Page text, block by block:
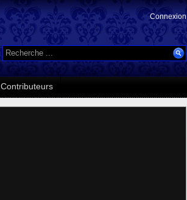
Connexion
Contributeurs